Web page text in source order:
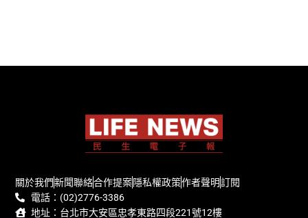
關於我們新聞聯絡合作提案隱私權政策作者聲明訂閱
電話：(02)2776-3386
地址：台北市大安區忠孝東路四段221號12樓